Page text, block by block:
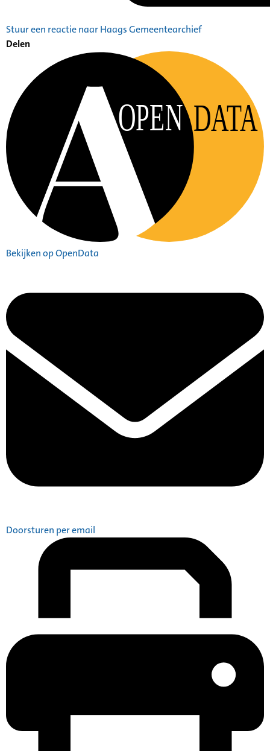
Stuur een reactie naar Haags Gemeentearchief
Delen
OPEN DATA
Bekijken op OpenData
Doorsturen per email